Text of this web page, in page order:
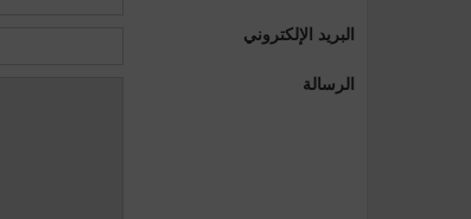
البريد الإلكتروني
الرسالة